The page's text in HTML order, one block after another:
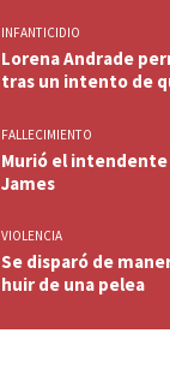
INFANTICIDIO
Lorena Andrade
tras un intento de
FALLECIMIENTO
Murió el intendente
James
VIOLENCIA
Se disparó de
huir de una pelea